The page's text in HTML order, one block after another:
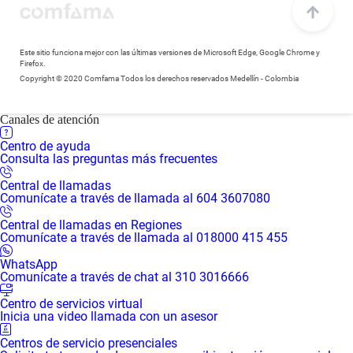
Este sitio funciona mejor con las últimas versiones de Microsoft Edge, Google Chrome y
Firefox.
Copyright © 2020 Comfama Todos los derechos reservados Medellín - Colombia
Canales de atención
Centro de ayuda
Consulta las preguntas más frecuentes
Central de llamadas
Comunícate a través de llamada al 604 3607080
Central de llamadas en Regiones
Comunícate a través de llamada al 018000 415 455
WhatsApp
Comunícate a través de chat al 310 3016666
Centro de servicios virtual
Inicia una video llamada con un asesor
Centros de servicio presenciales